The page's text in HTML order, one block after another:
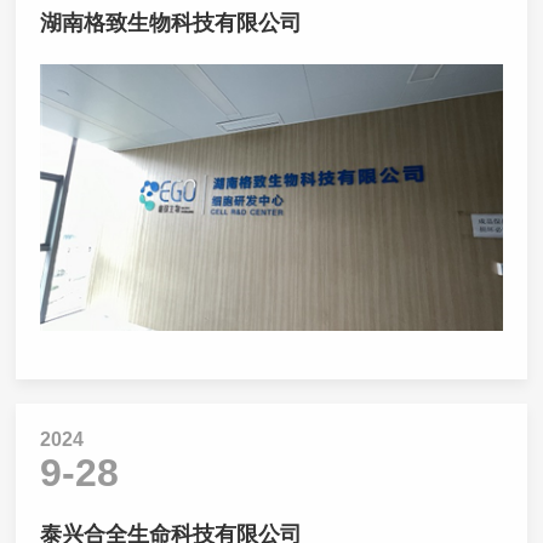
湖南格致生物科技有限公司
2024
9-28
泰兴合全生命科技有限公司